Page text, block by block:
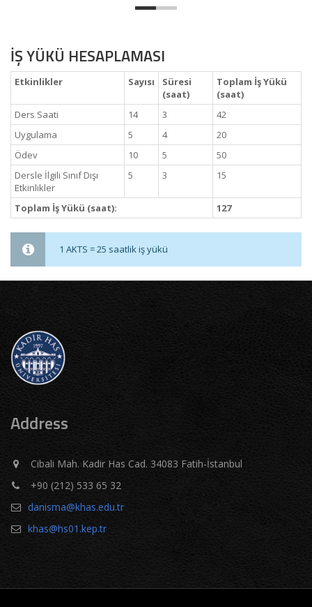
İŞ YÜKÜ HESAPLAMASI
Etkinlikler Sayısı
Süresi
(saat)
Toplam İş Yükü
(saat)
Ders Saati
14 3
42
Uygulama
5 4
20
Ödev
10 5
50
Dersle İlgili Sınıf Dışı
Etkinlikler
5 3 15
Toplam İş Yükü (saat): 127
1 AKTS = 25 saatlik iş yükü
Address
Cibali Mah. Kadir Has Cad. 34083 Fatih-İstanbul
+90 (212) 533 65 32
danisma@khas.edu.tr
khas@hs01.kep.tr